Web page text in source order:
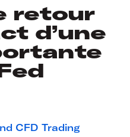
retour
d’une